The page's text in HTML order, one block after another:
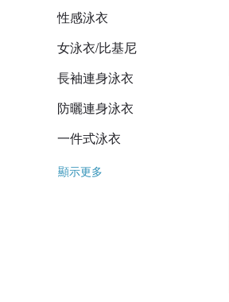
性感泳衣
女泳衣/比基尼
長袖連身泳衣
防曬連身泳衣
一件式泳衣
顯示更多